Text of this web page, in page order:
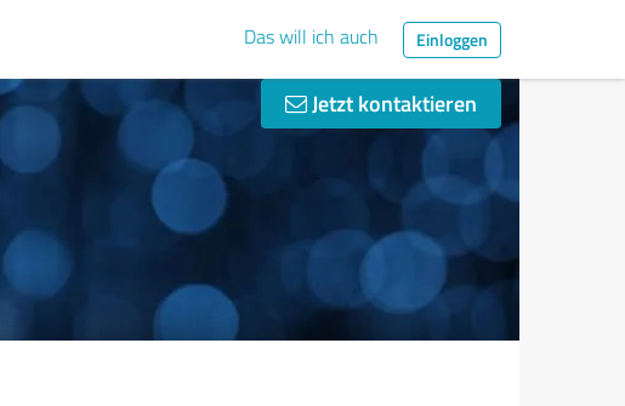
Das will ich auch Einloggen
Jetzt kontaktieren